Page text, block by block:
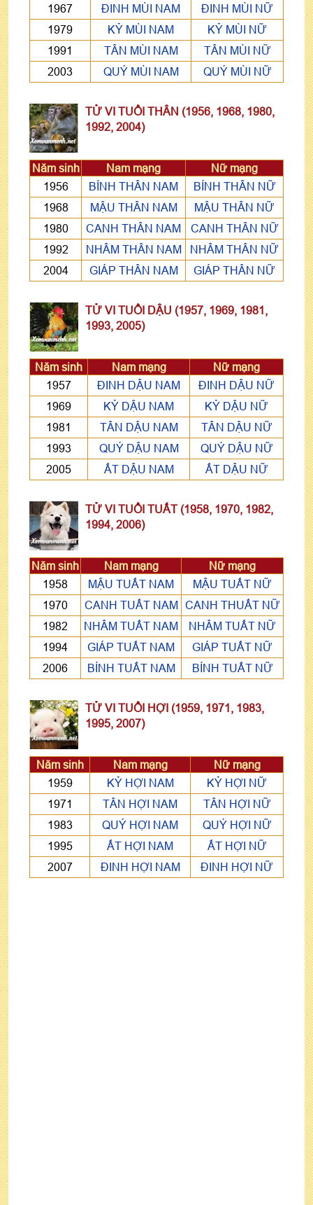
1967
ĐINH MÙI NAM
ĐINH MÙI NỮ
1979
KỶ MÙI NAM
KỶ MÙI NỮ
1991
TÂN MÙI NAM
TÂN MÙI NỮ
2003
QUÝ MÙI NAM QUÝ MÙI NỮ
TỬ VI TUỔI THÂN (1956, 1968, 1980,
1992, 2004)
Năm sinh Nam mạng
Nữ mạng
1956
BÍNH THÂN NAM
BÍNH THÂN NỮ
1968
MẬU THÂN NAM
MẬU THÂN NỮ
1980
CANH THÂN NAM
CANH THÂN NỮ
1992
NHÂM THÂN NAM
NHÂM THÂN NỮ
2004
GIÁP THÂN NAM GIÁP THÂN NỮ
TỬ VI TUỔI DẬU (1957, 1969, 1981,
1993, 2005)
Năm sinh Nam mạng
Nữ mạng
1957
ĐINH DẬU NAM
ĐINH DẬU NỮ
1969
KỶ DẬU NAM
KỶ DẬU NỮ
1981
TÂN DẬU NAM
TÂN DẬU NỮ
1993
QUÝ DẬU NAM
QUÝ DẬU NỮ
2005
ẤT DẬU NAM ẤT DẬU NỮ
TỬ VI TUỔI TUẤT (1958, 1970, 1982,
1994, 2006)
Năm sinh Nam mạng
Nữ mạng
1958
MẬU TUẤT NAM
MẬU TUẤT NỮ
1970
CANH TUẤT NAM CANH THUẤT NỮ
1982
NHÂM TUẤT NAM
NHÂM TUẤT NỮ
1994
GIÁP TUẤT NAM
GIÁP TUẤT NỮ
2006
BÍNH TUẤT NAM BÍNH TUẤT NỮ
TỬ VI TUỔI HỢI (1959, 1971, 1983,
1995, 2007)
Năm sinh Nam mạng
Nữ mạng
1959
KỶ HỢI NAM
KỶ HỢI NỮ
1971
TÂN HỢI NAM
TÂN HỢI NỮ
1983
QUÝ HỢI NAM
QUÝ HỢI NỮ
1995
ẤT HỢI NAM
ẤT HỢI NỮ
2007
ĐINH HỢI NAM ĐINH HỢI NỮ